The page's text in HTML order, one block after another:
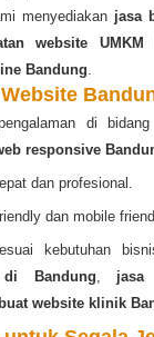
menyediakan jasa
website UMKM
Bandung.
di bidang
responsive
dan profesional.
dan mobile
kebutuhan
Bandung, jasa
website klinik